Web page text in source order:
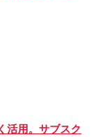
活用。サブスク